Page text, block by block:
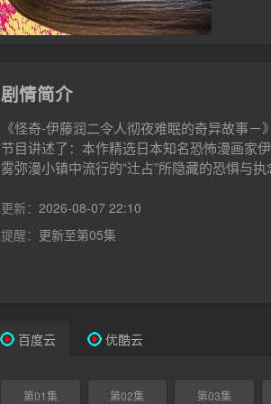
剧情简介
《怪奇-伊藤润二令人彻夜难眠的奇异故事
节目讲述了：本作精选日本知名恐怖漫画家
雾弥漫小镇中流行的“辻占”所隐藏的恐惧与
离别》等13个怪异故事。由伊藤润二的惊悚
的奇妙恐怖体验。
更新： 2026-08-07 22:10
提醒： 更新至第05集
百度云 优酷云
第01集 第02集 第03集